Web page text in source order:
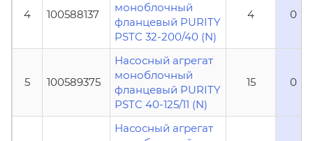
4 100588137
моноблочный
фланцевый PURITY
PSTC 32-200/40 (N)
4 0
5 100589375
Насосный агрегат
моноблочный
фланцевый PURITY
PSTC 40-125/11 (N)
15 0
Насосный агрегат